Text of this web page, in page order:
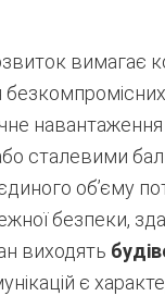
вимагає
сталевими
об’єму
безпеки,
виходять
є